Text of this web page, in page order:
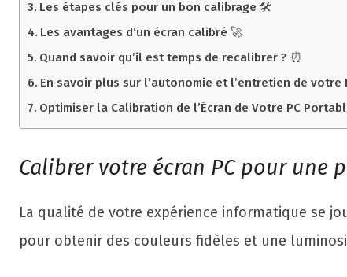
Les étapes clés pour un bon calibrage 🛠️
Les avantages d’un écran calibré 🚀
Quand savoir qu’il est temps de recalibrer ? ⏰
En savoir plus sur l’autonomie et l’entretien de votre
Optimiser la Calibration de l’Écran de Votre PC
Calibrer votre écran PC pour
La qualité de votre expérience informatique se
pour obtenir des couleurs fidèles et une